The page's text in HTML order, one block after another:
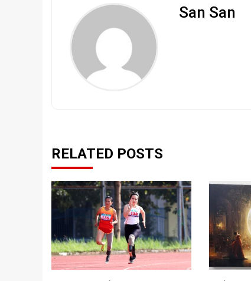
San San
RELATED POSTS